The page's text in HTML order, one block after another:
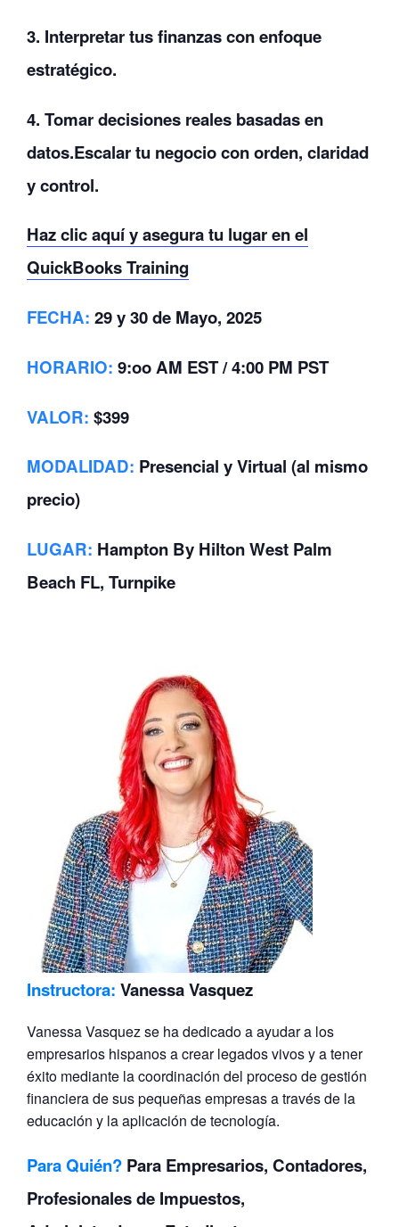
3. Interpretartusfinanzasconenfoque
estratégico.
4. Tomardecisiones reales basadasen
datos.Escalartu negocioconorden, claridad
ycontrol.
Hazclicaquíyaseguratu lugarenel
QuickBooksTraining
FECHA: 29 y 30 de Mayo, 2025
HORARIO: 9:oo AM EST / 4:00 PM PST
VALOR: $399
MODALIDAD: Presencial y Virtual (al mismo
precio)
LUGAR: Hampton By Hilton West Palm
Beach FL, Turnpike
Instructora: Vanessa Vasquez
Vanessa Vasquez se ha dedicado a ayudar a los
empresarios hispanos a crear legados vivos y a tener
éxito mediante la coordinación del proceso de gestión
financiera de sus pequeñas empresas a través de la
educación y la aplicación de tecnología.
Para Quién? Para Empresarios, Contadores,
Profesionales de Impuestos,